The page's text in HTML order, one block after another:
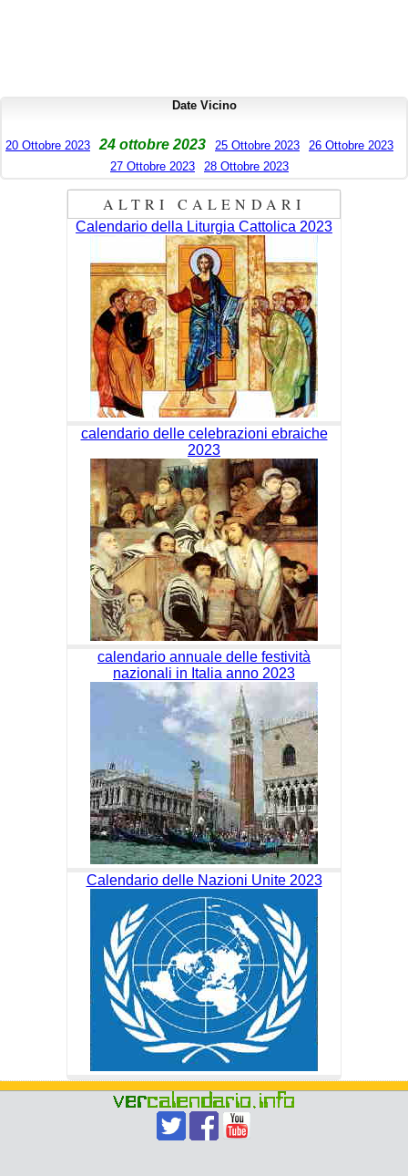
Date Vicino
20 Ottobre 2023 24 ottobre 2023 25 Ottobre 2023
26 Ottobre 2023
27 Ottobre 2023
28 Ottobre 2023
ALTRI CALENDARI
Calendario della Liturgia Cattolica 2023
calendario delle celebrazioni ebraiche
2023
calendario annuale delle festività
nazionali in Italia anno 2023
Calendario delle Nazioni Unite 2023